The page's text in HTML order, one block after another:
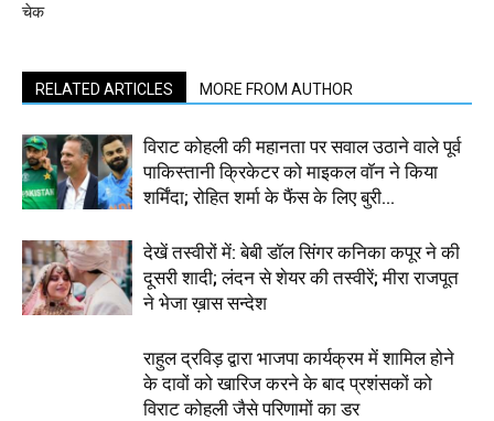
चेक
RELATED ARTICLES MORE FROM AUTHOR
विराट कोहली की महानता पर सवाल उठाने वाले पूर्व
पाकिस्तानी क्रिकेटर को माइकल वॉन ने किया
शर्मिंदा; रोहित शर्मा के फैंस के लिए बुरी...
देखें तस्वीरों में: बेबी डॉल सिंगर कनिका कपूर ने की
दूसरी शादी; लंदन से शेयर की तस्वीरें; मीरा राजपूत
ने भेजा ख़ास सन्देश
राहुल द्रविड़ द्वारा भाजपा कार्यक्रम में शामिल होने
के दावों को खारिज करने के बाद प्रशंसकों को
विराट कोहली जैसे परिणामों का डर